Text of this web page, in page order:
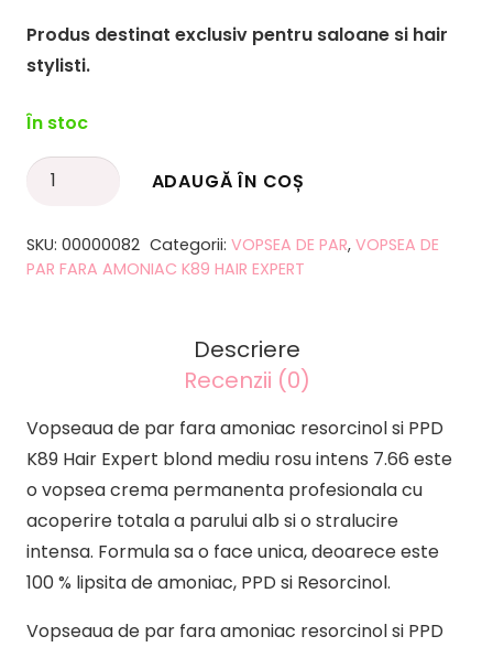
Produs destinat exclusiv pentru saloane si hair
stylisti.
În stoc
Cantitate
par
PPD
K89
blond
mediu
intens
ADAUGĂ ÎN COȘ
SKU: 00000082 Categorii: VOPSEA DE PAR, VOPSEA DE
PAR FARA AMONIAC K89 HAIR EXPERT
Descriere
Recenzii (0)
Vopseaua de par fara amoniac resorcinol si PPD
K89 Hair Expert blond mediu rosu intens 7.66 este
o vopsea crema permanenta profesionala cu
acoperire totala a parului alb si o stralucire
intensa. Formula sa o face unica, deoarece este
100 % lipsita de amoniac, PPD si Resorcinol.
Vopseaua de par fara amoniac resorcinol si PPD